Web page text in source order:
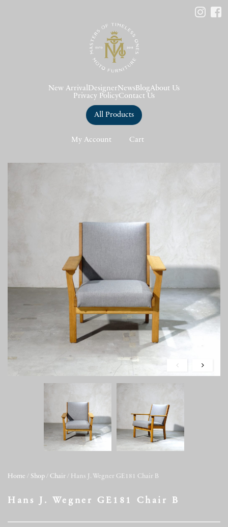
New Arrival DesignerNews BlogAbout Us
Privacy PolicyContact Us
All Products
My Account Cart
Home / Shop / Chair / Hans J. Wegner GE181 Chair B
Hans J. Wegner GE181 Chair B